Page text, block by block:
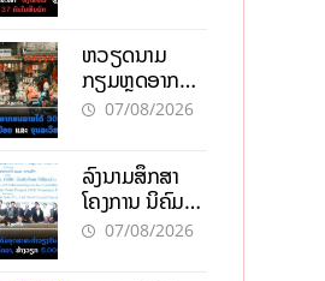
ຫວຽດນາມ
ກຽມຫຼຸດອາກອນ
ລາຍໄດ້ 30%
ແລະ ຈຸນລະ
ວິສາຫະກິດ
07/08/2026
ລົງນາມສຶກສາ
ໂຄງການ ນິຄົມ
ອຸດສາຫະກຳ
07/08/2026